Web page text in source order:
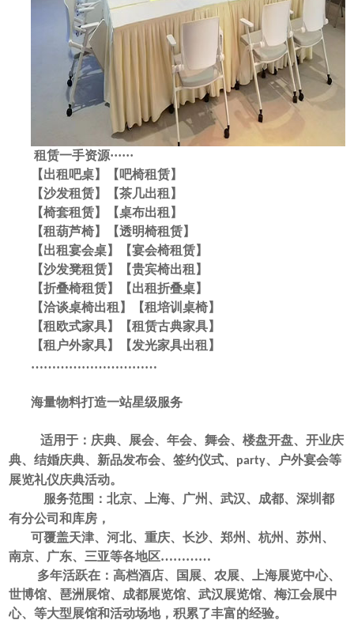
租赁一手资源······
【出租吧桌】【吧椅租赁】
【沙发租赁】【茶几出租】
【椅套租赁】【桌布出租】
【租葫芦椅】【透明椅租赁】
【出租宴会桌】【宴会椅租赁】
【沙发凳租赁】【贵宾椅出租】
【折叠椅租赁】【出租折叠桌】
【洽谈桌椅出租】【租培训桌椅】
【租欧式家具】【租赁古典家具】
【租户外家具】【发光家具出租】
…………………………
海量物料打造一站星级服务
适用于：庆典、展会、年会、舞会、楼盘开盘、开业庆
典、结婚庆典、新品发布会、签约仪式、 party、户外宴会等
展览礼仪庆典活动。
服务范围：北京、上海、广州、武汉、成都、深圳都
有分公司和库房，
可覆盖天津、河北、重庆、长沙、郑州、杭州、苏州、
南京、广东、三亚等各地区…………
多年活跃在：高档酒店、国展、农展、上海展览中心、
世博馆、琶洲展馆、成都展览馆、武汉展览馆、梅江会展中
心、等大型展馆和活动场地，积累了丰富的经验。